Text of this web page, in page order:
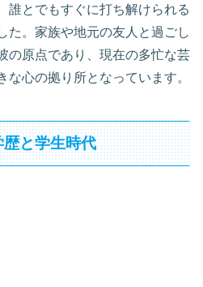
誰とでもすぐに打ち解けられる
た。家族や地元の友人と過ごし
の原点であり、現在の多忙な芸
心の拠り所となっています。
と学生時代